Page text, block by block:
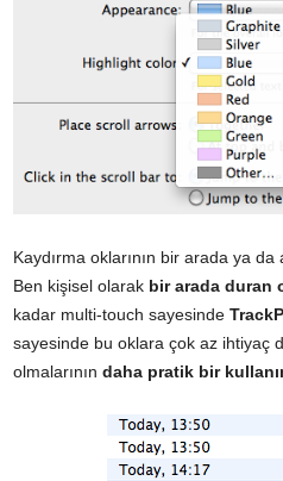
Kaydırma oklarının bir arada ya da
Ben kişisel olarak bir arada duran
kadar multi-touch sayesinde
sayesinde bu oklara çok az ihtiyaç
olmalarının daha pratik bir